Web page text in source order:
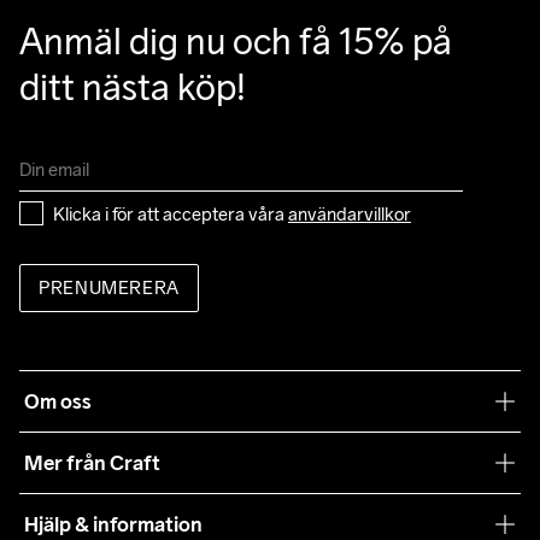
Anmäl dig nu och få 15% på
ditt nästa köp!
Klicka i för att acceptera våra användarvillkor
PRENUMERERA
Om oss
Mer från Craft
Hjälp & information